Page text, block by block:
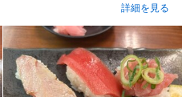
詳細を見る